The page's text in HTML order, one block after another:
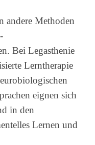
andere Methoden
Bei Legasthenie
Lerntherapie
eignen sich
in den
Lernen und